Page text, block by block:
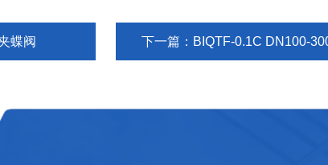
蝶阀 下一篇： BIQTF-0.1C DN100-